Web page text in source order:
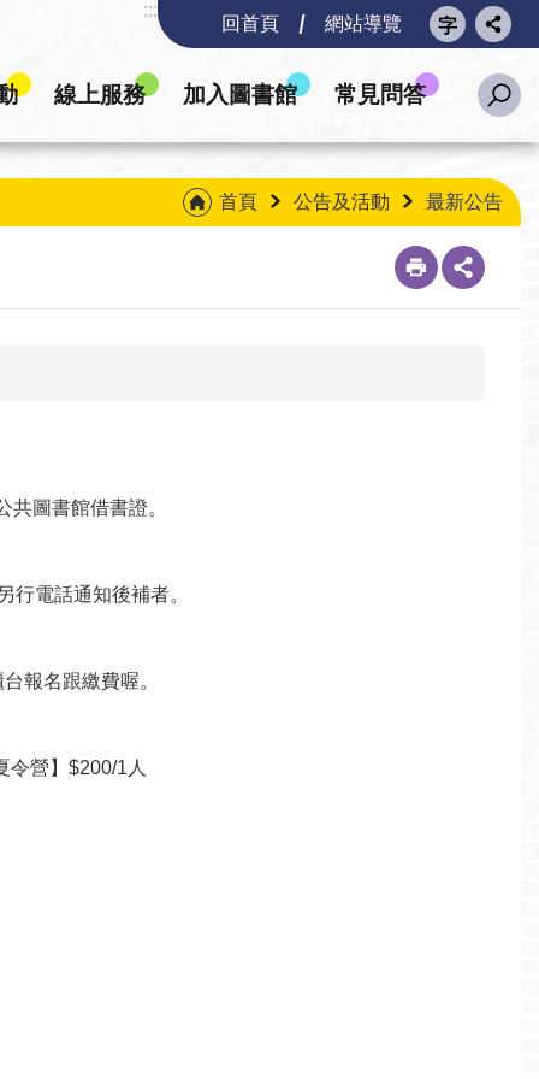
:::
回首頁 網站導覽
線上服務 加入圖書館 常見問答
首頁 公告及活動 最新公告
圖書館借書證。
行電話通知後補者。
報名跟繳費喔。
令營】$200/1人